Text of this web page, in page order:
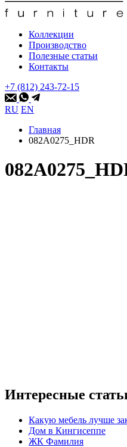
Коллекции
Производство
Полезные статьи
Контакты
+7 (812) 243-72-15
RU EN
Главная
082A0275_HDR
Интересные
Какую мебель лучше
Дом в Кингисеппе
ЖК Фамилия